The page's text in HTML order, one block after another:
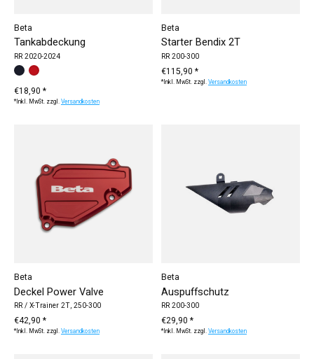
Beta
Tankabdeckung
RR 2020-2024
Bitte wählen Sie:
schwarz
rot
€18,90 *
*Inkl. MwSt. zzgl.Versandkosten
Beta
Starter Bendix 2T
RR 200-300
€115,90 *
*Inkl. MwSt. zzgl.Versandkosten
Beta
Deckel Power Valve
RR / X-Trainer 2T, 250-300
€42,90 *
*Inkl. MwSt. zzgl.Versandkosten
Beta
Auspuffschutz
RR 200-300
€29,90 *
*Inkl. MwSt. zzgl.Versandkosten